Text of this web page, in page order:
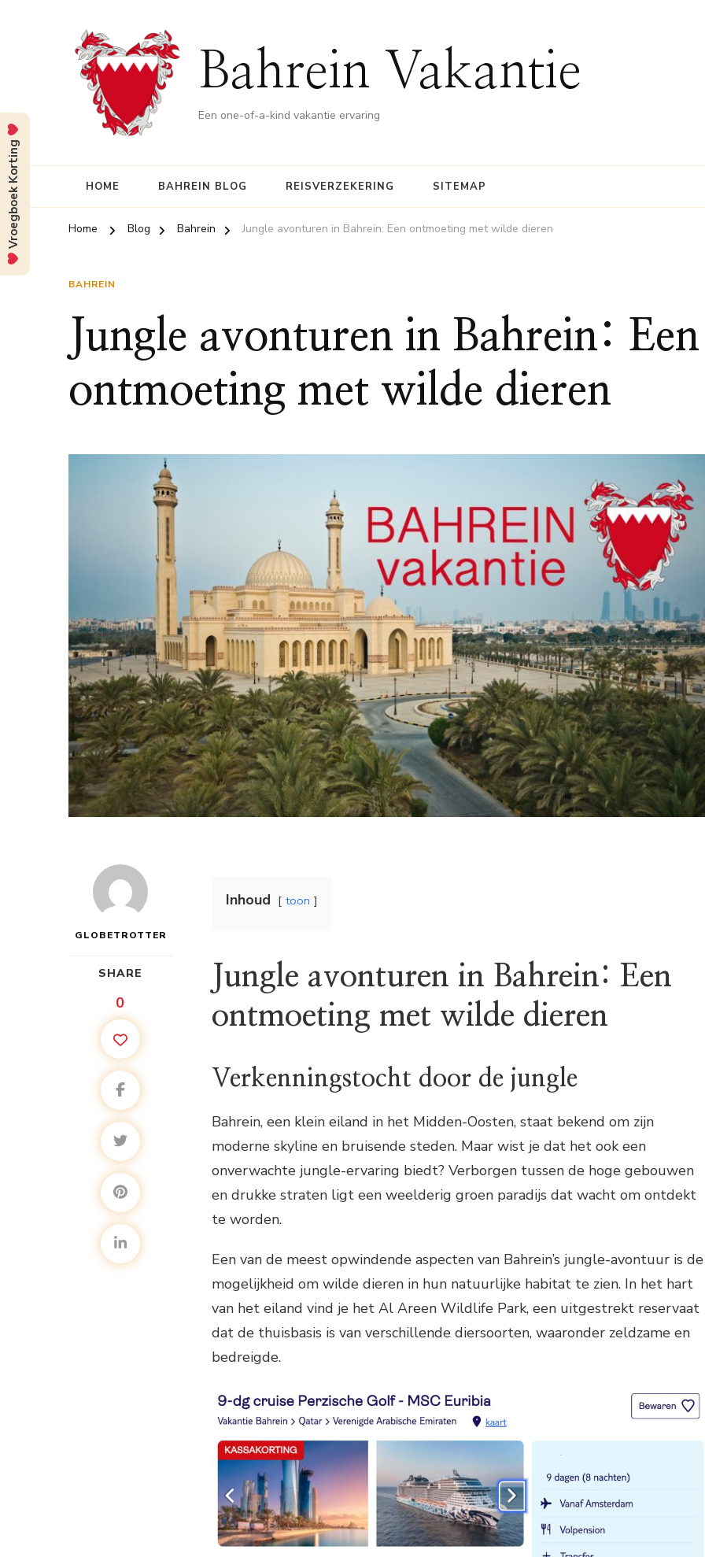
Bahrein Vakantie
Een one-of-a-kind vakantie ervaring
HOME BAHREIN BLOG REISVERZEKERING SITEMAP
Home Blog Bahrein Jungle avonturen in Bahrein: Een ontmoeting met wilde dieren
BAHREIN
Jungle avonturen in Bahrein: Een
ontmoeting met wilde dieren
GLOBETROTTER
SHARE
0
Inhoud toon
Jungle avonturen in Bahrein: Een
ontmoeting met wilde dieren
Verkenningstocht door de jungle
Bahrein, een klein eiland in het Midden-Oosten, staat bekend om zijn
moderne skyline en bruisende steden. Maar wist je dat het ook een
onverwachte jungle-ervaring biedt? Verborgen tussen de hoge gebouwen
en drukke straten ligt een weelderig groen paradijs dat wacht om ontdekt
te worden.
Een van de meest opwindende aspecten van Bahrein’s jungle-avontuur is de
mogelijkheid om wilde dieren in hun natuurlijke habitat te zien. In het hart
van het eiland vind je het Al Areen Wildlife Park, een uitgestrekt reservaat
dat de thuisbasis is van verschillende diersoorten, waaronder zeldzame en
bedreigde.
Vroegboek Korting